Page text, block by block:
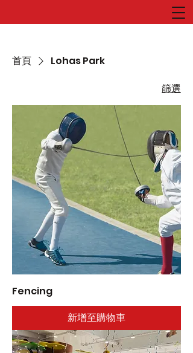
首頁
Lohas Park
篩選
Fencing
新增至購物車